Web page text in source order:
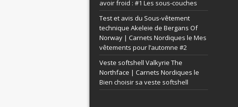
avoir froid : #1 Les sous-couches
Test et avis du Sous-vêtement
technique Akeleie de Bergans Of
Norway | Carnets Nordiques le Mes
vêtements pour l’automne #2
Veste softshell Valkyrie The
Northface | Carnets Nordiques le
Bien choisir sa veste softshell